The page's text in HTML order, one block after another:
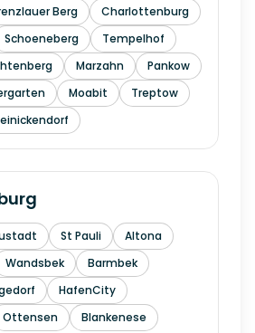
Berg
Charlottenburg
Schoeneberg
Tempelhof
Marzahn
Pankow
Moabit
Treptow
St Pauli
Altona
Wandsbek
Barmbek
HafenCity
Ottensen
Blankenese